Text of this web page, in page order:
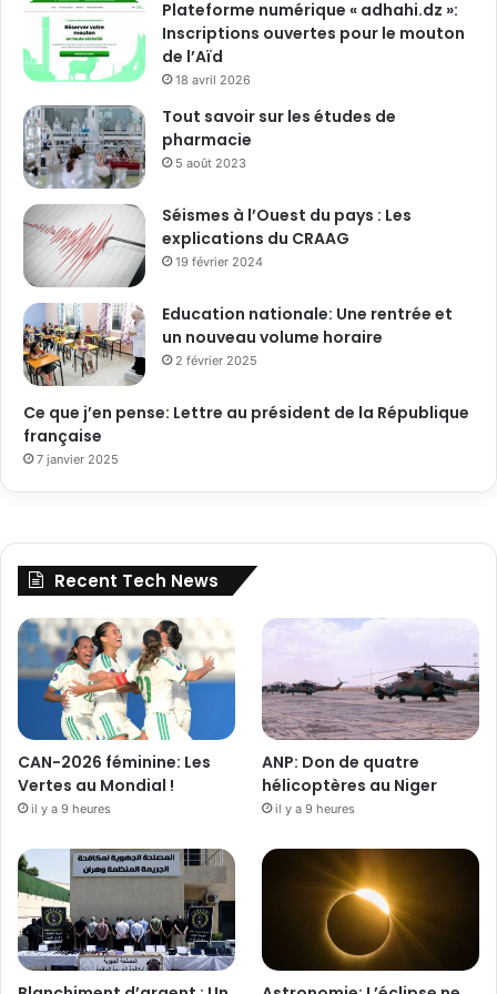
Plateforme numérique « adhahi.dz »:
Inscriptions ouvertes pour le mouton
de l’Aïd
18 avril 2026
Tout savoir sur les études de
pharmacie
5 août 2023
Séismes à l’Ouest du pays : Les
explications du CRAAG
19 février 2024
Education nationale: Une rentrée et
un nouveau volume horaire
2 février 2025
Ce que j’en pense: Lettre au président de la République
française
7 janvier 2025
Recent Tech News
CAN-2026 féminine: Les
Vertes au Mondial !
il y a 9 heures
ANP: Don de quatre
hélicoptères au Niger
il y a 9 heures